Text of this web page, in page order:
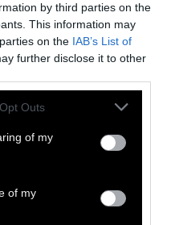
by third parties on the
This information may
on the IAB’s List of
further disclose it to other
Outs
of my
of my
με όσα μας
στον
των